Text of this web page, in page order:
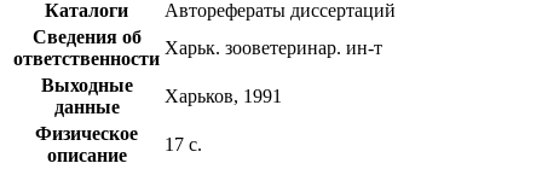
Каталоги
Авторефераты диссертаций
Сведения об
ответственности
Харьк. зооветеринар. ин-т
Выходные
данные
Харьков, 1991
Физическое
описание
17 с.